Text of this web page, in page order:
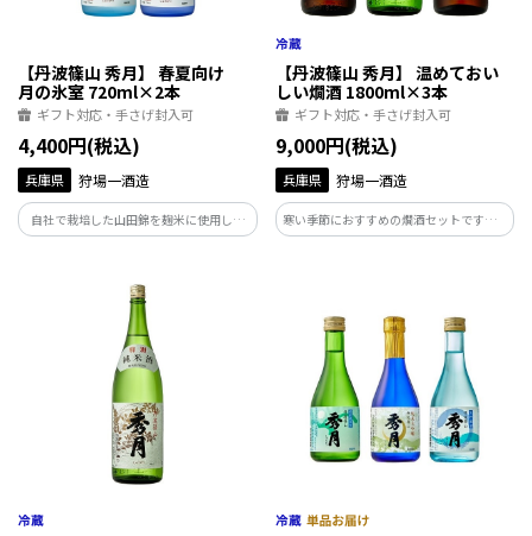
【丹波篠山 秀月】 春夏向け
月の氷室 720ml×2本
ギフト対応・手さげ封入可
4,400円(税込)
兵庫県 狩場一酒造
自社で栽培した山田錦を麹米に使用し、
爽やかな甘い香りを感じる夏酒です。しっ
さです。辛口の特別純米生酒と、やや甘口
の生酒、秀月の夏酒として人気です。
【丹波篠山 秀月】 温めておい
しい燗酒 1800ml×3本
ギフト対応・手さげ封入可
9,000円(税込)
兵庫県 狩場一酒造
寒い季節におすすめの燗酒セットです。ど
のお酒も程よく熟成させており、温めて